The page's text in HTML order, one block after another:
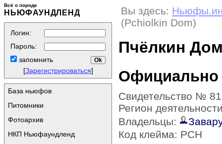
Всё о породе
НЬЮФАУНДЛЕНД
Логин:
Пароль:
запомнить
[Зарегистрироваться]
База ньюфов
Питомники
Фотоархив
НКП Ньюфаундленд
Вы здесь:
(Pchiolkin Dom)
Пчёлкин
Официально
Свидетельство №
Регион
Владельцы:
Код клейма: PCH